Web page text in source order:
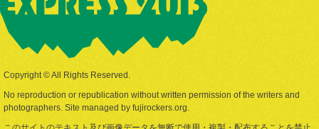
Copyright © All Rights Reserved.
No reproduction or republication without written permission of the writers and
photographers. Site managed by fujirockers.org.